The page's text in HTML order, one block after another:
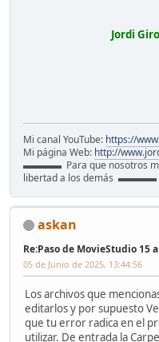
Jordi
Mi canal YouTube: https://
Mi página Web: http://
▬▬▬▬ Para que nosotros
libertad a los demás ▬▬▬▬
askan
Re:Paso de MovieStudio 15
05 de Junio de 2025, 13:44:56
Los archivos que
editarlos y por supuesto
que tu error radica en el
utilizar. De entrada la